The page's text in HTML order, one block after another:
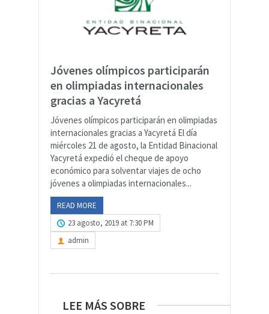
Jóvenes olímpicos participarán
en olimpiadas internacionales
gracias a Yacyretá
Jóvenes olímpicos participarán en olimpiadas
internacionales gracias a Yacyretá El día
miércoles 21 de agosto, la Entidad Binacional
Yacyretá expedió el cheque de apoyo
económico para solventar viajes de ocho
jóvenes a olimpiadas internacionales...
READ MORE
23 agosto, 2019 at 7:30 PM
admin
LEE MÁS SOBRE